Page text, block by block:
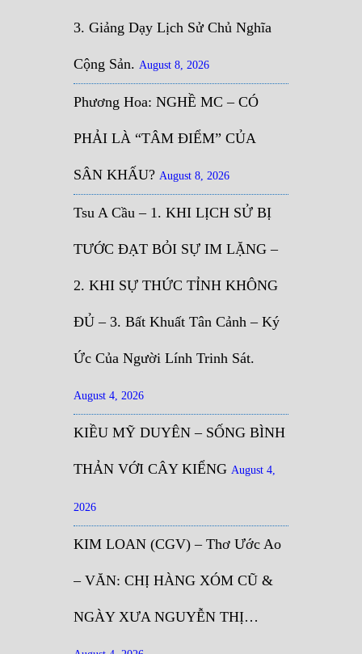
3. Giảng Dạy Lịch Sử Chủ Nghĩa
Cộng Sản. August 8, 2026
Phương Hoa: NGHỀ MC – CÓ
PHẢI LÀ “TÂM ĐIỂM” CỦA
SÂN KHẤU? August 8, 2026
Tsu A Cầu – 1. KHI LỊCH SỬ BỊ
TƯỚC ĐẠT BỎI SỰ IM LẶNG –
2. KHI SỰ THỨC TỈNH KHÔNG
ĐỦ – 3. Bất Khuất Tân Cảnh – Ký
Ức Của Người Lính Trinh Sát.
August 4, 2026
KIỀU MỸ DUYÊN – SỐNG BÌNH
THẢN VỚI CÂY KIỂNG August 4,
2026
KIM LOAN (CGV) – Thơ Ước Ao
– VĂN: CHỊ HÀNG XÓM CŨ &
NGÀY XƯA NGUYỄN THỊ…